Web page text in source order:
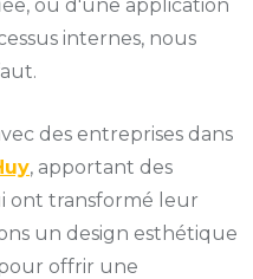
ou d'une application
internes, nous
des entreprises dans
, apportant des
ont transformé leur
un design esthétique
offrir une